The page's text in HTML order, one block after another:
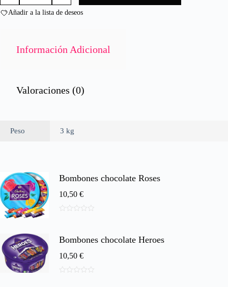
n
0
BRIK
BRICK
ORLANDO
Añadir a la lista de deseos
Información Adicional
Valoraciones (0)
Peso 3 kg
Bombones chocolate Roses
10,50 €
5
Bombones chocolate Heroes
10,50 €